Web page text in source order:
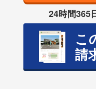
24時間365
こ
請